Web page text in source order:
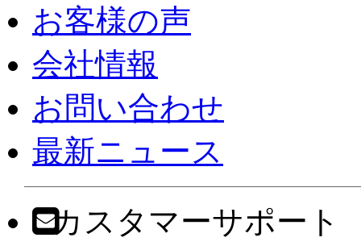
お客様の声
会社情報
お問い合わせ
最新ニュース
カスタマーサポート